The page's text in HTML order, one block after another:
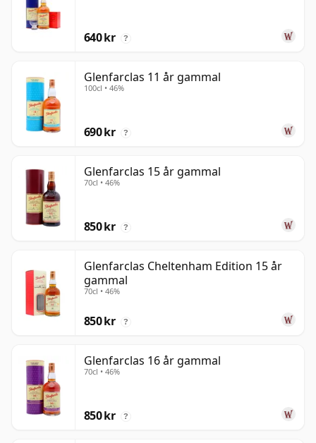
640 kr ?
Glenfarclas 11 år gammal
100cl • 46%
690 kr ?
Glenfarclas 15 år gammal
70cl • 46%
850 kr ?
Glenfarclas Cheltenham Edition 15 år
gammal
70cl • 46%
850 kr ?
Glenfarclas 16 år gammal
70cl • 46%
850 kr ?